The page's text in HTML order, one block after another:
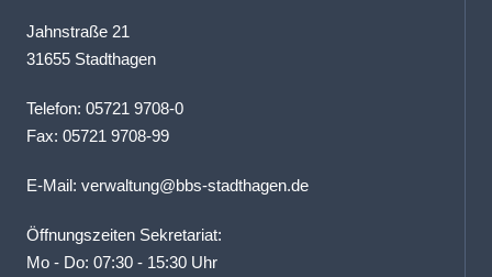
Jahnstraße 21
31655 Stadthagen
Telefon: 05721 9708-0
Fax: 05721 9708-99
E-Mail: verwaltung@bbs-stadthagen.de
Öffnungszeiten Sekretariat:
Mo - Do: 07:30 - 15:30 Uhr